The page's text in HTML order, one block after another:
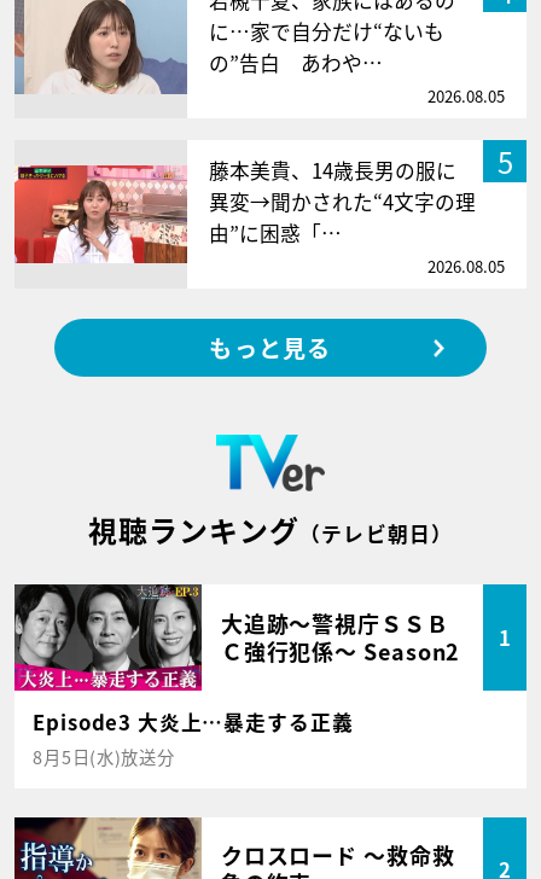
に…家で自分だけ“ないも
の”告白 あわや…
2026.08.05
5
藤本美貴、14歳長男の服に
異変→聞かされた“4文字の理
由”に困惑「…
2026.08.05
もっと見る
視聴ランキング （テレビ朝日）
大追跡～警視庁ＳＳＢ
Ｃ強行犯係～ Season2
1
Episode3 大炎上…暴走する正義
8月5日(水)放送分
クロスロード ～救命救
2